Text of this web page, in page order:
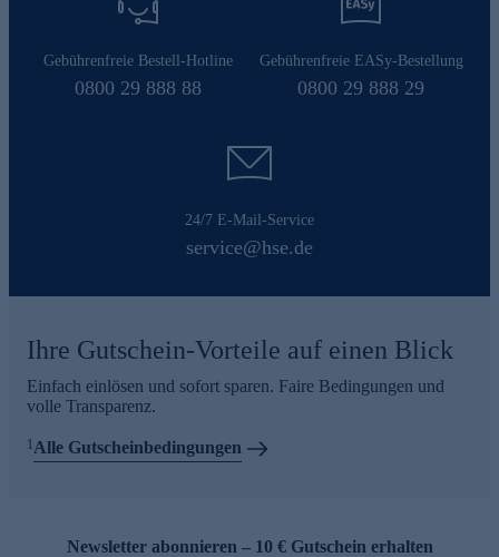
Gebührenfreie Bestell-Hotline
0800 29 888 88
Gebührenfreie EASy-Bestellung
0800 29 888 29
24/7 E-Mail-Service
service@hse.de
Ihre Gutschein-Vorteile auf einen Blick
Einfach einlösen und sofort sparen. Faire Bedingungen und
volle Transparenz.
1Alle Gutscheinbedingungen
Newsletter abonnieren – 10 € Gutschein erhalten